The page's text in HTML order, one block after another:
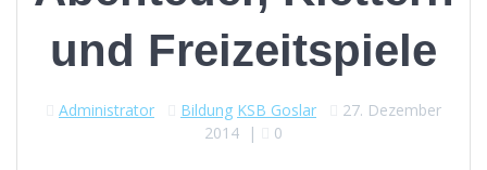
und Freizeitspiele
Administrator Bildung KSB Goslar
27. Dezember
2014 | 0